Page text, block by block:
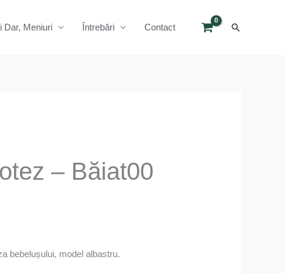
Dar, Meniuri Întrebări Contact Search
– Băiat00
bebelușului, model albastru.